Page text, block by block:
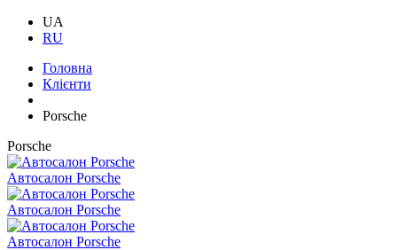
UA
RU
Головна
Клієнти
Porsche
Porsche
Автосалон Porsche
Автосалон Porsche
Автосалон Porsche